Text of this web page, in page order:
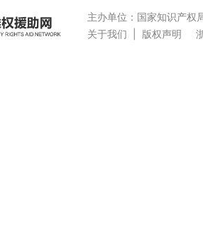
主办单位：国家知识产
关于我们
版权声明